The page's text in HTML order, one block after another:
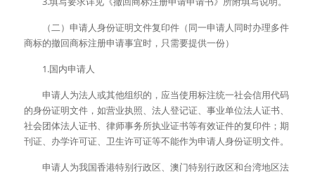
（二）申请人身份证明文件复印件（同一申请人同时办理多件
商标的撤回商标注册申请事宜时，只需要提供一份）
1.国内申请人
申请人为法人或其他组织的，应当使用标注统一社会信用代码
的身份证明文件，如营业执照、法人登记证、事业单位法人证书、
社会团体法人证书、律师事务所执业证书等有效证件的复印件；期
刊证、办学许可证、卫生许可证等不能作为申请人身份证明文件。
申请人为我国香港特别行政区、澳门特别行政区和台湾地区法